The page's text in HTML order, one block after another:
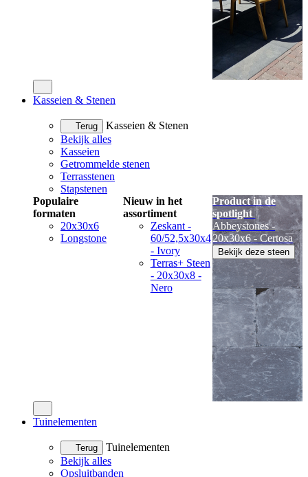
Kasseien & Stenen
Terug
Kasseien & Stenen
Bekijk alles
Kasseien
Getrommelde stenen
Terrasstenen
Stapstenen
Populaire
formaten
20x30x6
Longstone
Nieuw in het
assortiment
Zeskant -
60/52,5x30x4
- Ivory
Terras+ Steen
- 20x30x8 -
Nero
Product in de
spotlight
Abbeystones -
20x30x6 - Certosa
Bekijk deze steen
Tuinelementen
Terug
Tuinelementen
Bekijk alles
Opsluitbanden